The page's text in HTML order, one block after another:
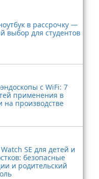
в рассрочку —
выбор для студентов
с WiFi: 7
применения в
на производстве
SE для детей и
безопасные
и родительский